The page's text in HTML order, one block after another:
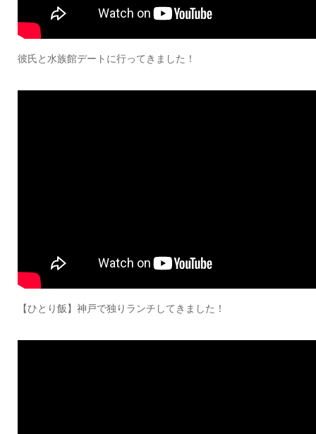
彼氏と水族館デートに行ってきました！
【ひとり飯】神戸で独りランチしてきました！